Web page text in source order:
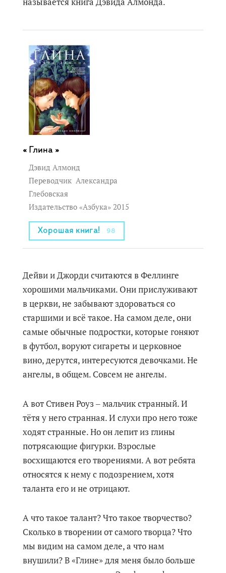
Глина »
Дэвид Алмонд
Переводчик Александра
Глебовская
Издательство «Азбука» 2015
Хорошая книга! 98
Дейви и Джорди считаются в Феллинге
хорошими мальчиками. Они прислуживают
в церкви, не забывают здороваться со
старшими и всё такое. На самом деле, они
самые обычные подростки, которые гоняют
в футбол, воруют сигареты и церковное
вино, дерутся, интересуются девочками. Не
ангелы, в общем. Совсем не ангелы.
А вот Стивен Роуз ‒ мальчик странный. И
тётя у него странная. И слухи про него тоже
ходят странные. Но он лепит из глины
потрясающие фигурки. Взрослые
восхищаются его творениями. А вот ребята
относятся к нему с подозрением, хотя
таланта его и не отрицают.
А что такое талант? Что такое творчество?
Сколько в творении от самого творца? Что
мы видим на самом деле, а что нам
внушили? В «Глине» для меня было больше